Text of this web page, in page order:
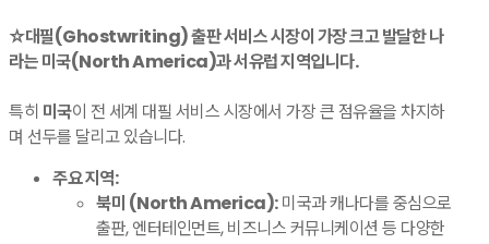
☆대필(Ghostwriting) 출판 서비스 시장이 가장 크고 발달한 나
라는 미국(North America)과 서유럽 지역입니다.
​특히 미국이 전 세계 대필 서비스 시장에서 가장 큰 점유율을 차지하
며 선두를 달리고 있습니다.
주요 지역:
북미 (North America):미국과 캐나다를 중심으로
출판, 엔터테인먼트, 비즈니스 커뮤니케이션 등 다양한